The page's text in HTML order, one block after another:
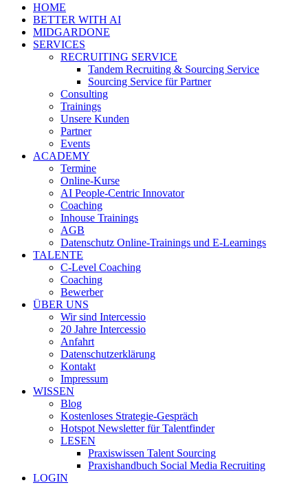
HOME
BETTER WITH AI
MIDGARDONE
SERVICES
RECRUITING SERVICE
Tandem Recruiting & Sourcing Service
Sourcing Service für Partner
Consulting
Trainings
Unsere Kunden
Partner
Events
ACADEMY
Termine
Online-Kurse
AI People-Centric Innovator
Coaching
Inhouse Trainings
AGB
Datenschutz Online-Trainings und E-Learnings
TALENTE
C-Level Coaching
Coaching
Bewerber
ÜBER UNS
Wir sind Intercessio
20 Jahre Intercessio
Anfahrt
Datenschutzerklärung
Kontakt
Impressum
WISSEN
Blog
Kostenloses Strategie-Gespräch
Hotspot Newsletter für Talentfinder
LESEN
Praxiswissen Talent Sourcing
Praxishandbuch Social Media Recruiting
LOGIN